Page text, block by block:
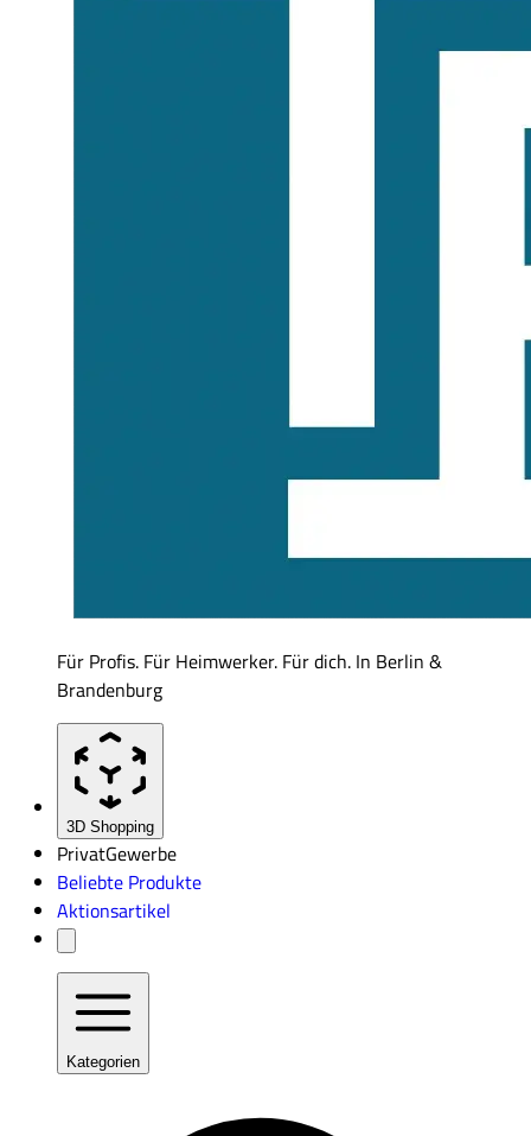
Für Profis. Für Heimwerker. Für dich. In Berlin &
Brandenburg
3D Shopping
PrivatGewerbe
Beliebte Produkte
Aktionsartikel
Kategorien